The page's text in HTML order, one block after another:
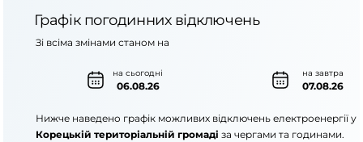
Графік погодинних відключень
на сьогодні
06.08.26
на завтра
07.08.26
Зі всіма змінами станом на
Нижче наведено графік можливих відключень електроенергії у
Корецькій територіальній громаді за чергами та годинами.